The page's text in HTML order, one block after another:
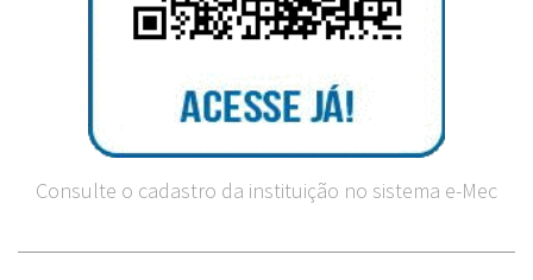
Consulte o cadastro da instituição no sistema e-Mec